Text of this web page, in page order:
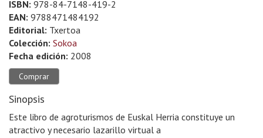
ISBN: 978-84-7148-419-2
EAN: 9788471484192
Editorial: Txertoa
Colección: Sokoa
Fecha edición: 2008
Comprar
Sinopsis
Este libro de agroturismos de Euskal Herria constituye un
atractivo y necesario lazarillo virtual a